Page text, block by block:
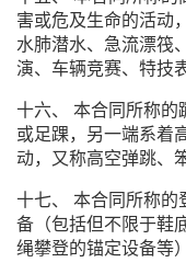
害或危及生命的活动
水肺潜水、急流漂筏
演、车辆竞赛、特技
十六、 本合同所称
或足踝，另一端系着
动，又称高空弹跳、
十七、 本合同所称
备（包括但不限于鞋
绳攀登的锚定设备等